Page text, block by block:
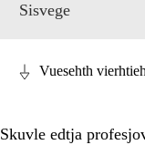
Sisvege
Vuesehth vierhtieh
Skuvle edtja